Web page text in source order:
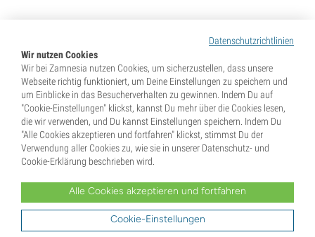
Datenschutzrichtlinien
Wir nutzen Cookies
Wir bei Zamnesia nutzen Cookies, um sicherzustellen, dass unsere
Webseite richtig funktioniert, um Deine Einstellungen zu speichern und
um Einblicke in das Besucherverhalten zu gewinnen. Indem Du auf
"Cookie-Einstellungen" klickst, kannst Du mehr über die Cookies lesen,
die wir verwenden, und Du kannst Einstellungen speichern. Indem Du
"Alle Cookies akzeptieren und fortfahren" klickst, stimmst Du der
Verwendung aller Cookies zu, wie sie in unserer Datenschutz- und
Cookie-Erklärung beschrieben wird.
Alle Cookies akzeptieren und fortfahren
Cookie-Einstellungen
* Samen werden als Souvenirs verkauft. In vielen Ländern ist die Keimung von Samen illegal. Informiere
Dir der dort geltenden Gesetze bewusst bist. Du verzichtest außerdem auf jeglichen Haftungsanspruch
gegenüber Zamnesia, falls Du gegen diese Gesetze verstößt.